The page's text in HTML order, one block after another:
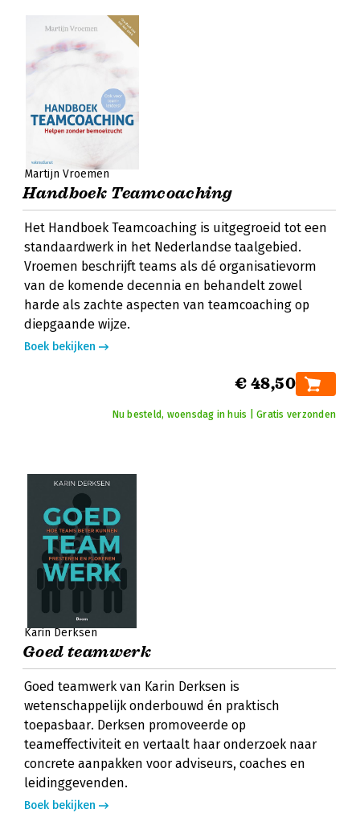
Martijn Vroemen
Handboek Teamcoaching
Het Handboek Teamcoaching is uitgegroeid tot een
standaardwerk in het Nederlandse taalgebied.
Vroemen beschrijft teams als dé organisatievorm
van de komende decennia en behandelt zowel
harde als zachte aspecten van teamcoaching op
diepgaande wijze.
Boek bekijken
€ 48,50
Nu besteld, woensdag in huis | Gratis verzonden
Karin Derksen
Goed teamwerk
Goed teamwerk van Karin Derksen is
wetenschappelijk onderbouwd én praktisch
toepasbaar. Derksen promoveerde op
teameffectiviteit en vertaalt haar onderzoek naar
concrete aanpakken voor adviseurs, coaches en
leidinggevenden.
Boek bekijken